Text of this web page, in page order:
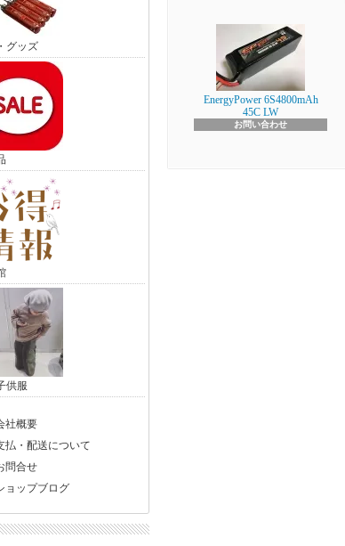
グッズ
供服
社概要
払・配送について
問合せ
ョップブログ
EnergyPower 6S4800mAh
45C LW
お問い合わせ